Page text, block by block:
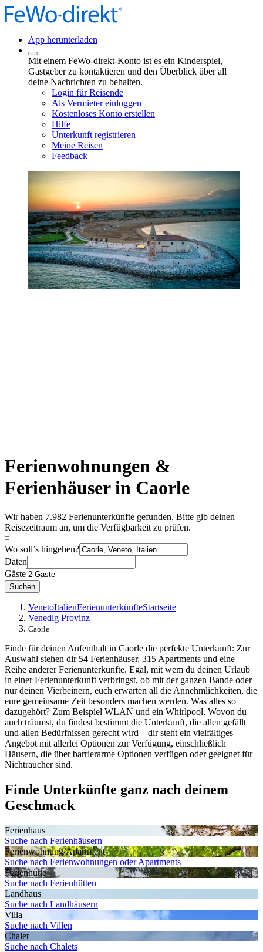
App herunterladen
Mit einem FeWo-direkt-Konto ist es ein Kinderspiel,
Gastgeber zu kontaktieren und den Überblick über all
deine Nachrichten zu behalten.
Login für Reisende
Als Vermieter einloggen
Kostenloses Konto erstellen
Hilfe
Unterkunft registrieren
Meine Reisen
Feedback
Ferienwohnungen &
Ferienhäuser in Caorle
Wir haben 7.982 Ferienunterkünfte gefunden. Bitte gib deinen
Reisezeitraum an, um die Verfügbarkeit zu prüfen.
Wo soll’s hingehen?
Daten
Gäste
Suchen
VenetoItalienFerienunterkünfteStartseite
Venedig Provinz
Caorle
Finde für deinen Aufenthalt in Caorle die perfekte Unterkunft: Zur
Auswahl stehen dir 54 Ferienhäuser, 315 Apartments und eine
Reihe anderer Ferienunterkünfte. Egal, mit wem du deinen Urlaub
in einer Ferienunterkunft verbringst, ob mit der ganzen Bande oder
nur deinen Vierbeinern, euch erwarten all die Annehmlichkeiten, die
eure gemeinsame Zeit besonders machen werden. Was alles so
dazugehört? Zum Beispiel WLAN und ein Whirlpool. Wovon du
auch träumst, du findest bestimmt die Unterkunft, die allen gefällt
und allen Bedürfnissen gerecht wird – dir steht ein vielfältiges
Angebot mit allerlei Optionen zur Verfügung, einschließlich
Häusern, die über barrierarme Optionen verfügen oder geeignet für
Nichtraucher sind.
Finde Unterkünfte ganz nach deinem
Geschmack
Ferienhaus
Suche nach Ferienhäusern
Ferienwohnung/Apartment
Suche nach Ferienwohnungen oder Apartments
Ferienhütte
Suche nach Ferienhütten
Landhaus
Suche nach Landhäusern
Villa
Suche nach Villen
Chalet
Suche nach Chalets